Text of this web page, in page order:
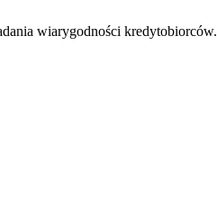
wiarygodności kredytobiorców.